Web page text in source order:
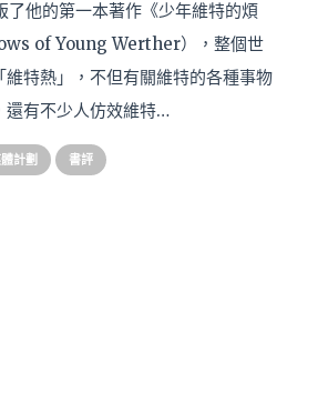
了他的第一本著作《少年維特的煩
of Young Werther），整個世
維特熱」，不但有關維特的各種事物
還有不少人仿效維特…
計劃 書評